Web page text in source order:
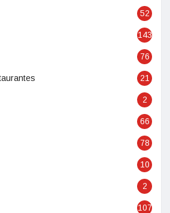
52
143
76
21
2
66
78
10
2
107